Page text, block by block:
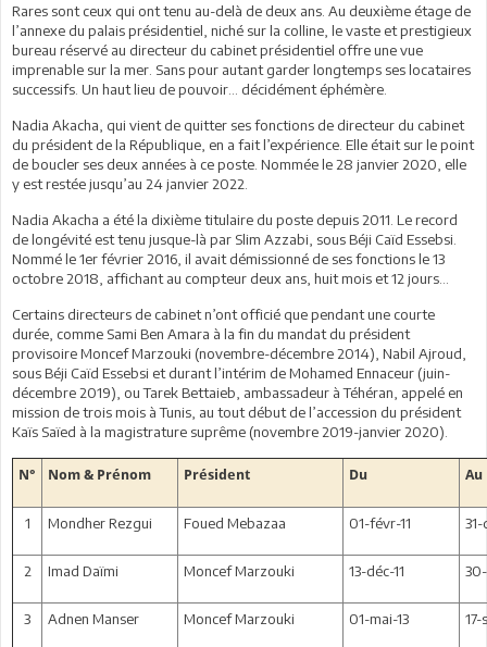
Rares sont ceux qui ont tenu au-delà de deux ans. Au deuxième étage de
l’annexe du palais présidentiel, niché sur la colline, le vaste et prestigieux
bureau réservé au directeur du cabinet présidentiel offre une vue
imprenable sur la mer. Sans pour autant garder longtemps ses locataires
successifs. Un haut lieu de pouvoir… décidément éphémère.
Nadia Akacha, qui vient de quitter ses fonctions de directeur du cabinet
du président de la République, en a fait l’expérience. Elle était sur le point
de boucler ses deux années à ce poste. Nommée le 28 janvier 2020, elle
y est restée jusqu’au 24 janvier 2022.
Nadia Akacha a été la dixième titulaire du poste depuis 2011. Le record
de longévité est tenu jusque-là par Slim Azzabi, sous Béji Caïd Essebsi.
Nommé le 1er février 2016, il avait démissionné de ses fonctions le 13
octobre 2018, affichant au compteur deux ans, huit mois et 12 jours…
Certains directeurs de cabinet n’ont officié que pendant une courte
durée, comme Sami Ben Amara à la fin du mandat du président
provisoire Moncef Marzouki (novembre-décembre 2014), Nabil Ajroud,
sous Béji Caïd Essebsi et durant l’intérim de Mohamed Ennaceur (juin-
décembre 2019), ou Tarek Bettaieb, ambassadeur à Téhéran, appelé en
mission de trois mois à Tunis, au tout début de l’accession du président
Kaïs Saïed à la magistrature suprême (novembre 2019-janvier 2020).
N° Nom & Prénom Président Du Au
1 Mondher Rezgui Foued Mebazaa 01-févr-11 31-
2 Imad Daïmi Moncef Marzouki 13-déc-11
3 Adnen Manser Moncef Marzouki 01-mai-13